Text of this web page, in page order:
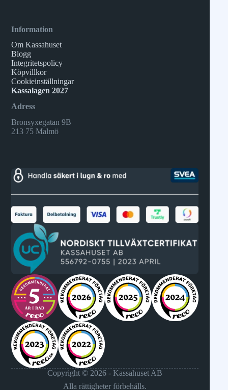
Information
Om Kassahuset
Blogg
Integritetspolicy
Köpvillkor
Cookieinställningar
Kassalagen 2027
Adress
Bronsyxegatan 9B
213 75 Malmö
Copyright © 2026 - Kassahuset AB
Alla rättigheter förbehålls.